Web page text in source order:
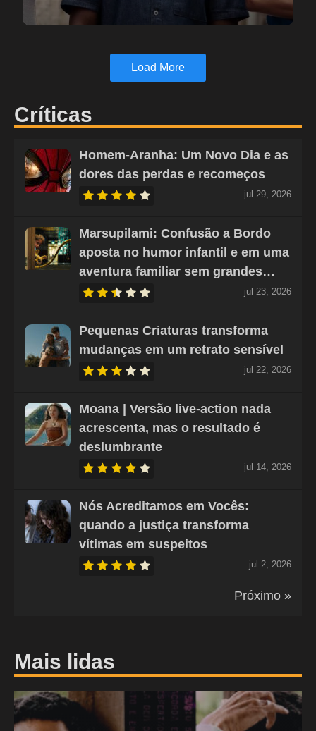
Load More
Críticas
Homem-Aranha: Um Novo Dia e as
dores das perdas e recomeços
jul 29, 2026
Marsupilami: Confusão a Bordo
aposta no humor infantil e em uma
aventura familiar sem grandes…
jul 23, 2026
Pequenas Criaturas transforma
mudanças em um retrato sensível
jul 22, 2026
Moana | Versão live-action nada
acrescenta, mas o resultado é
deslumbrante
jul 14, 2026
Nós Acreditamos em Vocês:
quando a justiça transforma
vítimas em suspeitos
jul 2, 2026
Próximo »
Mais lidas